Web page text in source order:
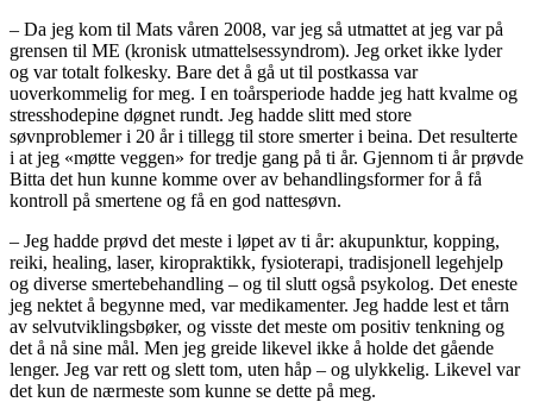
– Da jeg kom til Mats våren 2008, var jeg så utmattet at jeg var på
grensen til ME (kronisk utmattelsessyndrom). Jeg orket ikke lyder
og var totalt folkesky. Bare det å gå ut til postkassa var
uoverkommelig for meg. I en toårsperiode hadde jeg hatt kvalme og
stresshodepine døgnet rundt. Jeg hadde slitt med store
søvnproblemer i 20 år i tillegg til store smerter i beina. Det resulterte
i at jeg «møtte veggen» for tredje gang på ti år. Gjennom ti år prøvde
Bitta det hun kunne komme over av behandlingsformer for å få
kontroll på smertene og få en god nattesøvn.
– Jeg hadde prøvd det meste i løpet av ti år: akupunktur, kopping,
reiki, healing, laser, kiropraktikk, fysioterapi, tradisjonell legehjelp
og diverse smertebehandling – og til slutt også psykolog. Det eneste
jeg nektet å begynne med, var medikamenter. Jeg hadde lest et tårn
av selvutviklingsbøker, og visste det meste om positiv tenkning og
det å nå sine mål. Men jeg greide likevel ikke å holde det gående
lenger. Jeg var rett og slett tom, uten håp – og ulykkelig. Likevel var
det kun de nærmeste som kunne se dette på meg.